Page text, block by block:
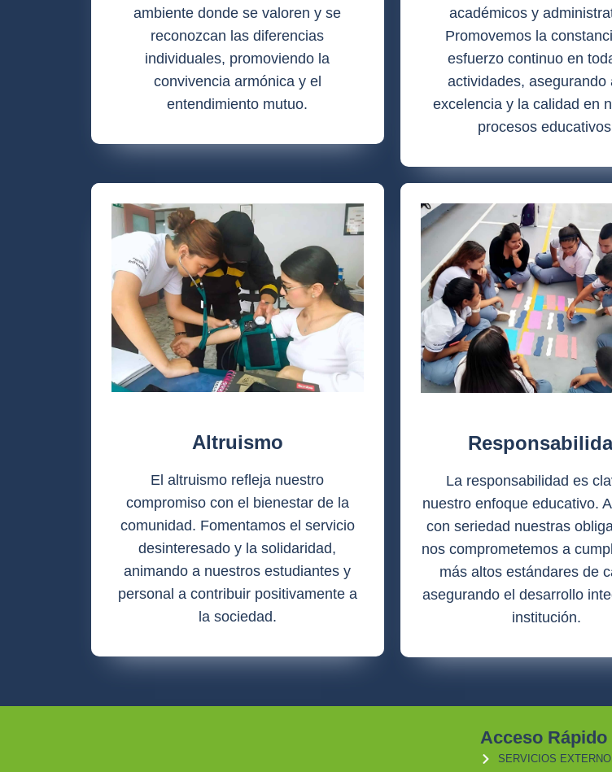
ambiente donde se valoren y se
reconozcan las diferencias
individuales, promoviendo la
convivencia armónica y el
entendimiento mutuo.
académicos y
Promovemos la
esfuerzo continuo en
actividades, asegurando
excelencia y la calidad en
procesos
Altruismo
El altruismo refleja nuestro
compromiso con el bienestar de la
comunidad. Fomentamos el servicio
desinteresado y la solidaridad,
animando a nuestros estudiantes y
personal a contribuir positivamente a
la sociedad.
La responsabilidad es
nuestro enfoque educativo.
con seriedad nuestras
nos comprometemos a
más altos estándares de
asegurando el desarrollo
institución.
Acceso Rápido
SERVICIOS